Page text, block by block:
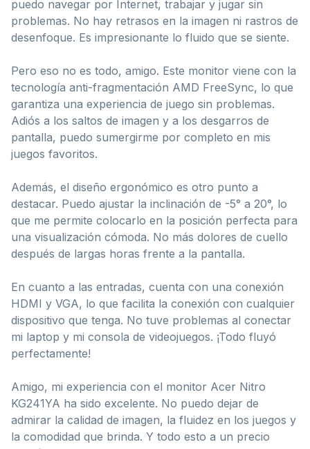
puedo navegar por Internet, trabajar y jugar sin
problemas. No hay retrasos en la imagen ni rastros de
desenfoque. Es impresionante lo fluido que se siente.
Pero eso no es todo, amigo. Este monitor viene con la
tecnología anti-fragmentación AMD FreeSync, lo que
garantiza una experiencia de juego sin problemas.
Adiós a los saltos de imagen y a los desgarros de
pantalla, puedo sumergirme por completo en mis
juegos favoritos.
Además, el diseño ergonómico es otro punto a
destacar. Puedo ajustar la inclinación de -5° a 20°, lo
que me permite colocarlo en la posición perfecta para
una visualización cómoda. No más dolores de cuello
después de largas horas frente a la pantalla.
En cuanto a las entradas, cuenta con una conexión
HDMI y VGA, lo que facilita la conexión con cualquier
dispositivo que tenga. No tuve problemas al conectar
mi laptop y mi consola de videojuegos. ¡Todo fluyó
perfectamente!
Amigo, mi experiencia con el monitor Acer Nitro
KG241YA ha sido excelente. No puedo dejar de
admirar la calidad de imagen, la fluidez en los juegos y
la comodidad que brinda. Y todo esto a un precio